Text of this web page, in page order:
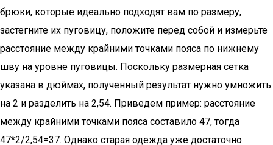
брюки, которые идеально подходят вам по размеру,
застегните их пуговицу, положите перед собой и измерьте
расстояние между крайними точками пояса по нижнему
шву на уровне пуговицы. Поскольку размерная сетка
указана в дюймах, полученный результат нужно умножить
на 2 и разделить на 2,54. Приведем пример: расстояние
между крайними точками пояса составило 47, тогда
47*2/2,54=37. Однако старая одежда уже достаточно